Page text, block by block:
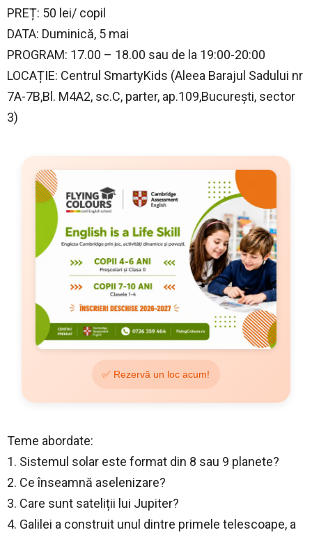
PREȚ: 50 lei/ copil
DATA: Duminică, 5 mai
PROGRAM: 17.00 – 18.00 sau de la 19:00-20:00
LOCAȚIE: Centrul SmartyKids (Aleea Barajul Sadului nr
7A-7B,Bl. M4A2, sc.C, parter, ap.109,București, sector
3)
✅ Rezervă un loc acum!
Teme abordate:
1. Sistemul solar este format din 8 sau 9 planete?
2. Ce înseamnă aselenizare?
3. Care sunt sateliții lui Jupiter?
4. Galilei a construit unul dintre primele telescoape, a